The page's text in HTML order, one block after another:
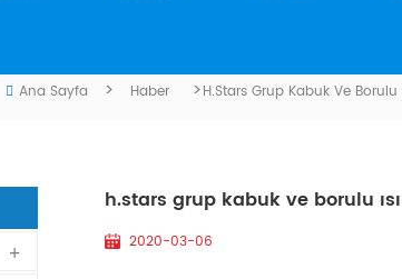
Ana Sayfa > Haber >H.stars Grup Kabuk Ve
h.stars grup kabuk ve borulu
2020-03-06